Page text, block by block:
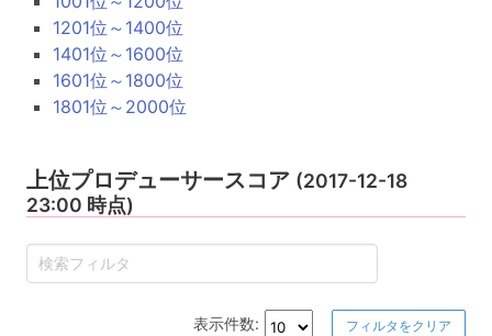
1201位～1400位
1401位～1600位
1601位～1800位
1801位～2000位
上位プロデューサースコア (2017-12-18
23:00 時点)
表示件数: フィルタをクリア